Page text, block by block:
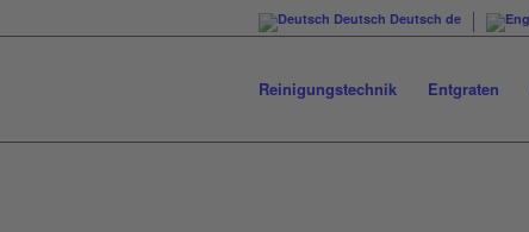
Deutsch Deutsch de
Reinigungstechnik Entgraten